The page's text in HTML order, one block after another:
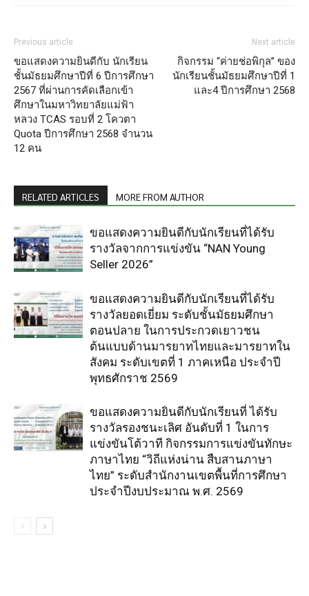
Previous article
ขอแสดงความยินดีกับ นักเรียน
ชั้นมัธยมศึกษาปีที่ 6 ปีการศึกษา
2567 ที่ผ่านการคัดเลือกเข้า
ศึกษาในมหาวิทยาลัยแม่ฟ้า
หลวง TCAS รอบที่ 2 โควตา
Quota ปีการศึกษา 2568 จำนวน
12 คน
Next article
กิจกรรม “ค่ายช่อพิกุล” ของ
นักเรียนชั้นมัธยมศึกษาปีที่ 1
และ4 ปีการศึกษา 2568
RELATED ARTICLES MORE FROM AUTHOR
ขอแสดงความยินดีกับนักเรียนที่ได้รับ
รางวัลจากการแข่งขัน “NAN Young
Seller 2026”
ขอแสดงความยินดีกับนักเรียนที่ได้รับ
รางวัลยอดเยี่ยม ระดับชั้นมัธยมศึกษา
ตอนปลาย ในการประกวดเยาวชน
ต้นแบบด้านมารยาทไทยและมารยาทใน
สังคม ระดับเขตที่ 1 ภาคเหนือ ประจำปี
พุทธศักราช 2569
ขอแสดงความยินดีกับนักเรียนที่ ได้รับ
รางวัลรองชนะเลิศ อันดับที่ 1 ในการ
แข่งขันโต้วาที กิจกรรมการแข่งขันทักษะ
ภาษาไทย “วิถีแห่งน่าน สืบสานภาษา
ไทย” ระดับสำนักงานเขตพื้นที่การศึกษา
ประจำปีงบประมาณ พ.ศ. 2569